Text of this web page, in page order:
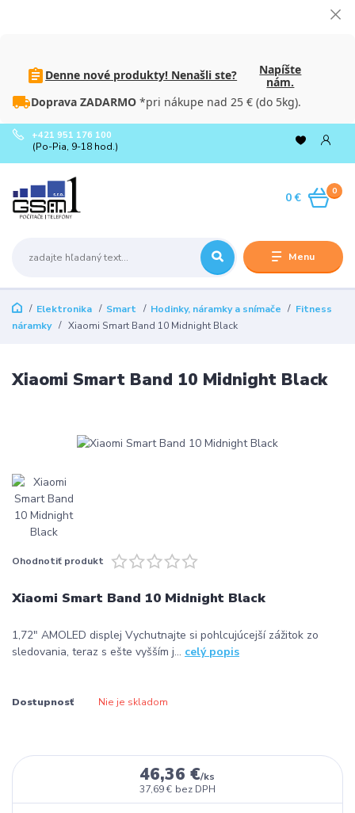
Denne nové produkty! Nenašli ste?
Napíšte
nám.
Doprava ZADARMO *pri nákupe nad 25 € (do 5kg).
Menu
+421 951 176 100
(Po-Pia, 9-18 hod.)
0
0 €
Elektronika Smart Hodinky, náramky a snímače
Fitness
náramky
Xiaomi Smart Band 10 Midnight Black
Xiaomi Smart Band 10 Midnight Black
Ohodnotiť produkt
Xiaomi Smart Band 10 Midnight Black
1,72" AMOLED displej Vychutnajte si pohlcujúcejší zážitok zo
sledovania, teraz s ešte vyšším j... celý popis
Dostupnosť Nie je skladom
46,36 €/ks
37,69 € bez DPH